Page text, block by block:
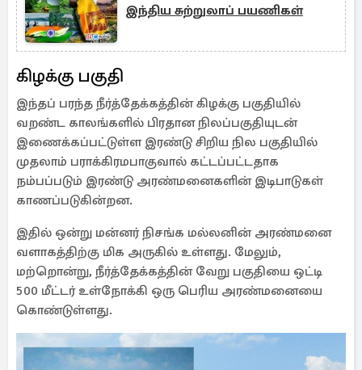
இந்திய சுற்றுலாப் பயணிகள்
கிழக்கு பகுதி
இந்தப் பரந்த நீர்த்தேக்கத்தின் கிழக்கு பகுதியில்
வறண்ட காலங்களில் பிரதான நிலப்பகுதியுடன்
இணைக்கப்பட்டுள்ள இரண்டு சிறிய நில பகுதியில்
முதலாம் பராக்கிரமபாகுவால் கட்டப்பட்டதாக
நம்பப்படும் இரண்டு அரண்மனைகளின் இடிபாடுகள்
காணப்படுகின்றன.
இதில் ஒன்று மன்னர் நிசங்க மல்லனின் அரண்மனை
வளாகத்திற்கு மிக அருகில் உள்ளது. மேலும்,
மற்றொன்று, நீர்த்தேக்கத்தின் வேறு பகுதியை ஒட்டி
500 மீட்டர் உள்நோக்கி ஒரு பெரிய அரண்மனையை
கொண்டுள்ளது.